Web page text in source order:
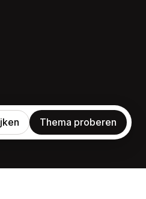
Thema proberen